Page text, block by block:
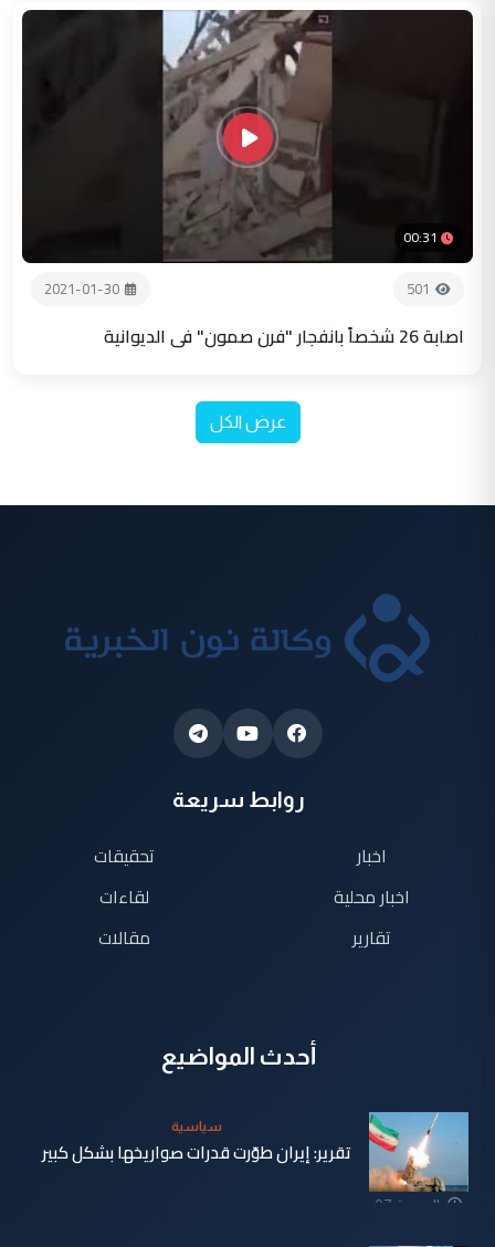
00:31
501
2021-01-30
اصابة 26 شخصاً بانفجار "فرن صمون" في الديوانية
عرض الكل
روابط سريعة
اخبار
اخبار محلية
تقارير
تحقيقات
لقاءات
مقالات
أحدث المواضيع
الجمعة 07
سياسية
تقرير: إيران طوّرت قدرات صواريخها بشكل كبير